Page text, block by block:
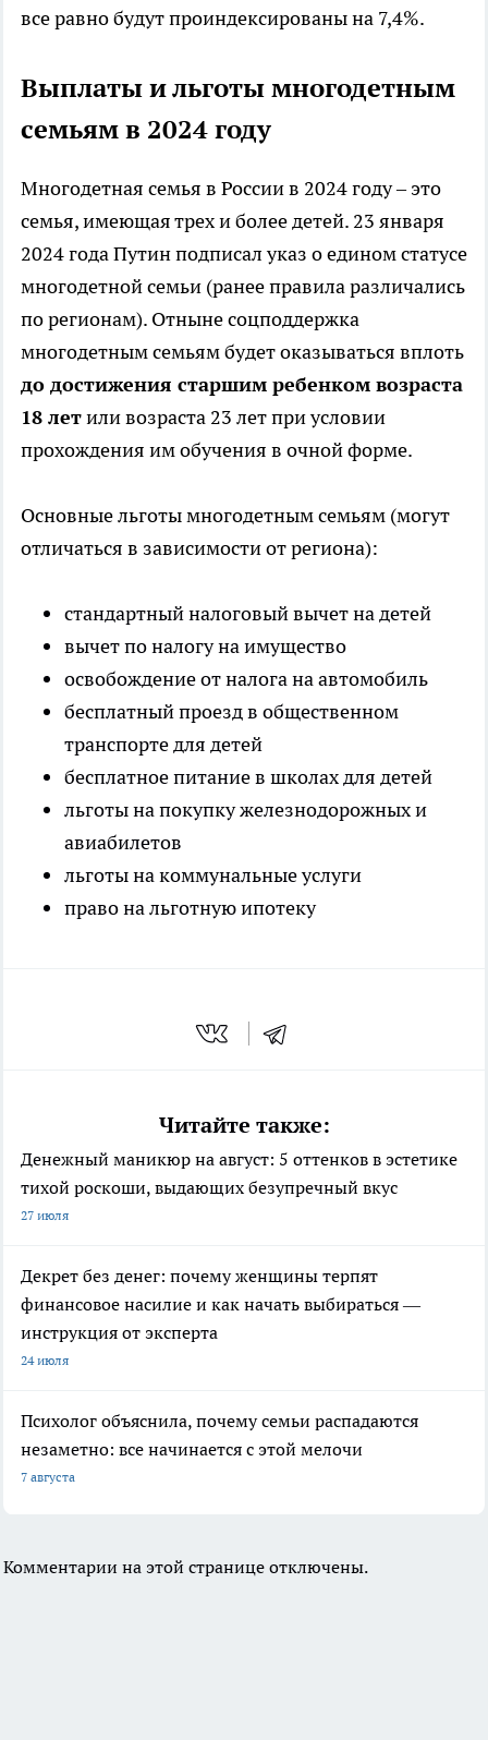
все равно будут проиндексированы на 7,4%.
Выплаты и льготы многодетным
семьям в 2024 году
Многодетная семья в России в 2024 году – это
семья, имеющая трех и более детей. 23 января
2024 года Путин подписал указ о едином статусе
многодетной семьи (ранее правила различались
по регионам). Отныне соцподдержка
многодетным семьям будет оказываться вплоть
до достижения старшим ребенком возраста
18 летили возраста 23 лет при условии
прохождения им обучения в очной форме.
Основные льготы многодетным семьям (могут
отличаться в зависимости от региона):
стандартный налоговый вычет на детей
вычет по налогу на имущество
освобождение от налога на автомобиль
бесплатный проезд в общественном
транспорте для детей
бесплатное питание в школах для детей
льготы на покупку железнодорожных и
авиабилетов
льготы на коммунальные услуги
право на льготную ипотеку
Читайте также:
Денежный маникюр на август: 5 оттенков в эстетике
тихой роскоши, выдающих безупречный вкус
27 июля
Декрет без денег: почему женщины терпят
финансовое насилие и как начать выбираться —
инструкция от эксперта
24 июля
Психолог объяснила, почему семьи распадаются
незаметно: все начинается с этой мелочи
7 августа
Комментарии на этой странице отключены.